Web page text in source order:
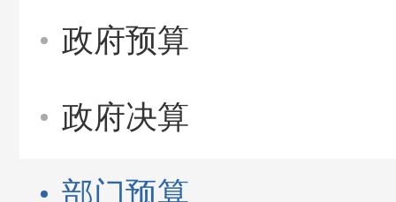
政府预算
政府决算
部门预算